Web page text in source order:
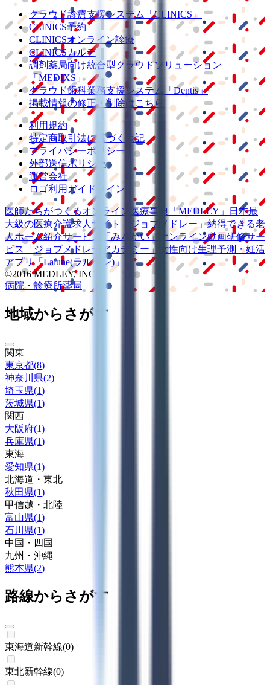
クラウド診療支援システム
「CLINICS」
CLINICS予約
CLINICSオンライン診療
CLINICSカルテ
調剤薬局向け統合型クラウドソリューション
「MEDIXS」
クラウド歯科業務支援システム
「Dentis」
掲載情報の修正・削除はこちら
利用規約
特定商取引法に基づく表記
プライバシーポリシー
外部送信ポリシー
運営会社
ロゴ利用ガイドライン
医師たちがつくるオンライン医療事典 「MEDLEY」
日本最
大級の医療介護求人サイト 「ジョブメドレー」納得できる老
人ホーム紹介サービス
「みんかい」 オンライン動画研修サー
ビス
「ジョブメドレー アカデミー」 女性向け生理予測・妊活
アプリ「Lalune(ラルーン)」
©2016 MEDLEY, INC.
病院・診療所薬局
地域からさがす
関東
東京都(8)
神奈川県(2)
埼玉県(1)
茨城県(1)
関西
大阪府(1)
兵庫県(1)
東海
愛知県(1)
北海道・東北
秋田県(1)
甲信越・北陸
富山県(1)
石川県(1)
中国・四国
九州・沖縄
熊本県(2)
路線からさがす
東海道新幹線(0)
東北新幹線(0)